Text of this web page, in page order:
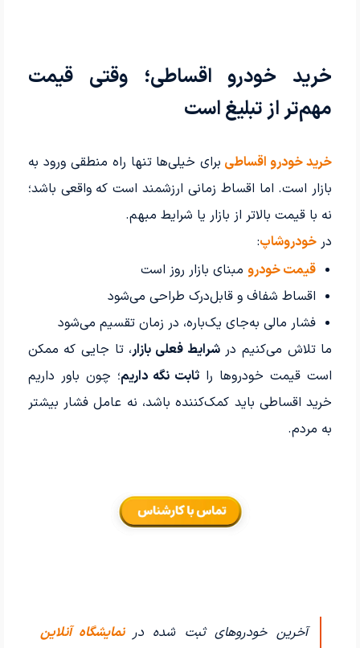
خرید خودرو اقساطی؛ وقتی قیمت
مهم‌تر از تبلیغ است
خرید خودرو اقساطی برای خیلی‌ها تنها راه منطقی ورود به
بازار است. اما اقساط زمانی ارزشمند است که واقعی باشد؛
نه با قیمت بالاتر از بازار یا شرایط مبهم.
در خودروشاپ:
قیمت خودرومبنای بازار روز است
اقساط شفاف و قابل‌درک طراحی می‌شود
فشار مالی به‌جای یک‌باره، در زمان تقسیم می‌شود
ما تلاش می‌کنیم درشرایط فعلی بازار، تا جایی که ممکن
است قیمت خودروها را ثابت نگه داریم؛ چون باور داریم
خرید اقساطی باید کمک‌کننده باشد، نه عامل فشار بیشتر
به مردم.
آخرین خودروهای ثبت شده در نمایشگاه آنلاین